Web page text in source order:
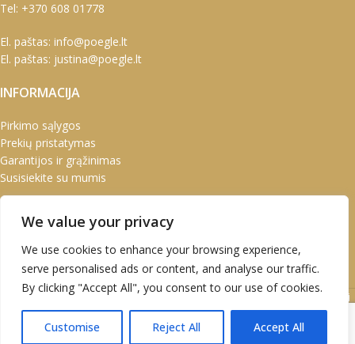
We value your privacy
We use cookies to enhance your browsing experience,
serve personalised ads or content, and analyse our traffic.
By clicking "Accept All", you consent to our use of cookies.
Customise Reject All Accept All
Tel: +370 608 01778
El. paštas: info@poegle.lt
El. paštas: justina@poegle.lt
INFORMACIJA
Pirkimo sąlygos
Prekių pristatymas
Garantijos ir grąžinimas
Susisiekite su mumis
Paskyra
UAB Marškinėlis © 2020 Atvirukai | Prabangūs atvirukai | Kalėdiniai
atvirukai | Kalendoriai | Verslo dovanos